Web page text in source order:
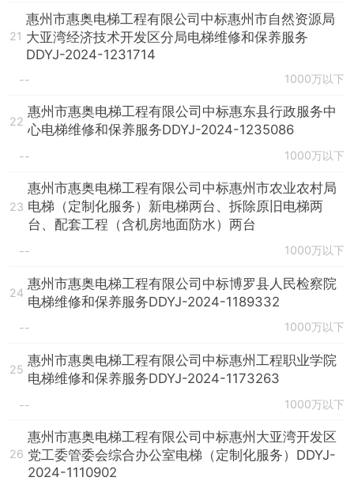
21
惠州市惠奥电梯工程有限公司中标惠州市自然资源局
大亚湾经济技术开发区分局电梯维修和保养服务
DDYJ-2024-1231714
-- 1000万以下
22
惠州市惠奥电梯工程有限公司中标惠东县行政服务中
心电梯维修和保养服务DDYJ-2024-1235086
-- 1000万以下
23
惠州市惠奥电梯工程有限公司中标惠州市农业农村局
电梯（定制化服务）新电梯两台、拆除原旧电梯两
台、配套工程（含机房地面防水）两台
-- 1000万以下
24
惠州市惠奥电梯工程有限公司中标博罗县人民检察院
电梯维修和保养服务DDYJ-2024-1189332
-- 1000万以下
25
惠州市惠奥电梯工程有限公司中标惠州工程职业学院
电梯维修和保养服务DDYJ-2024-1173263
-- 1000万以下
26
惠州市惠奥电梯工程有限公司中标惠州大亚湾开发区
党工委管委会综合办公室电梯（定制化服务）DDYJ-
2024-1110902